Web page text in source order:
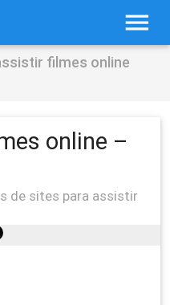
menu
filmes online
online –
de sites para assistir